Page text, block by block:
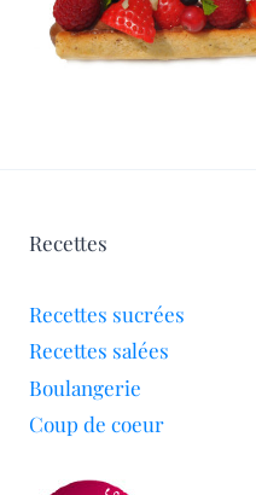
Recettes
Recettes sucrées
Recettes salées
Boulangerie
Coup de coeur